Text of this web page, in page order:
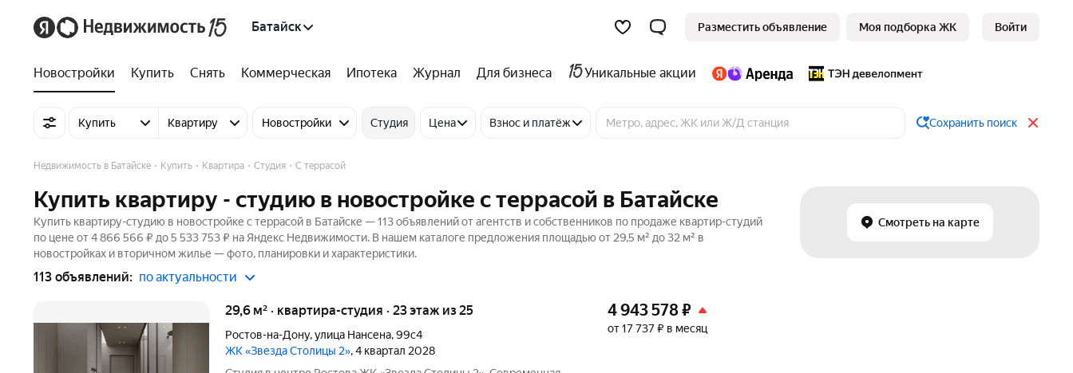
Батайск Разместить объявление Моя подборка ЖК Войти
Новостройки Купить Снять Коммерческая Ипотека Журнал Для бизнеса Уникальные акции
Купить Квартиру Новостройки Студия Цена Взнос и платёж Сохранить поиск
Смотреть на карте
Недвижимость в Батайске Купить Квартира Студия С террасой
Купить квартиру - студию в новостройке с террасой в Батайске
Купить квартиру-студию в новостройке с террасой в Батайске — 113 объявлений от агентств и собственников по продаже квартир-студий
по цене от 4 866 566 ₽ до 5 533 753 ₽ на Яндекс Недвижимости. В нашем каталоге предложения площадью от 29,5 м² до 32 м² в
новостройках и вторичном жилье — фото, планировки и характеристики.
113 объявлений: по актуальности
29,6 м² · квартира-студия · 23 этаж из 25
Ростов-на-Дону,улица Нансена,99с4
ЖК «Звезда Столицы 2», 4 квартал 2028
4 943 578₽
от 17 737 ₽ в месяц